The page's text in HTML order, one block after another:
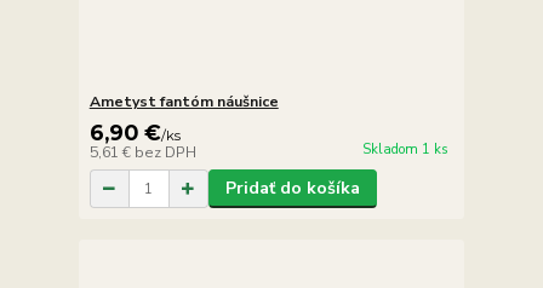
Ametyst fantóm náušnice
6,90 €/ks
5,61 € bez DPH Skladom 1 ks
Pridať do košíka